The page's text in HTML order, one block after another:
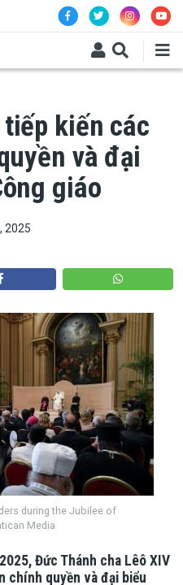
kiến các
và đại
giáo
2025
during the Jubilee of
Media
Đức Thánh cha Lêô XIV
chính quyền và đại biểu